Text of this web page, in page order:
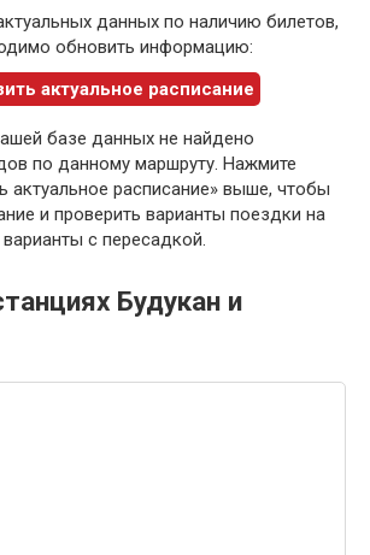
данных по наличию билетов,
обновить информацию:
актуальное расписание
базе данных не найдено
по данному маршруту. Нажмите
актуальное расписание» выше, чтобы
и проверить варианты поездки на
с пересадкой.
Будукан и